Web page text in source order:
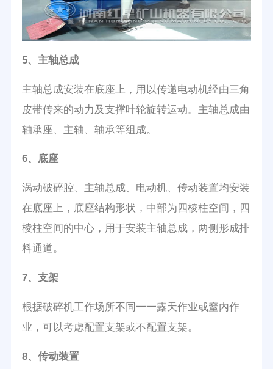
5、主轴总成
主轴总成安装在底座上，用以传递电动机经由三角
皮带传来的动力及支撑叶轮旋转运动。主轴总成由
轴承座、主轴、轴承等组成。
6、底座
涡动破碎腔、主轴总成、电动机、传动装置均安装
在底座上，底座结构形状，中部为四棱柱空间，四
棱柱空间的中心，用于安装主轴总成，两侧形成排
料通道。
7、支架
根据破碎机工作场所不同一一露天作业或窒内作
业，可以考虑配置支架或不配置支架。
8、传动装置